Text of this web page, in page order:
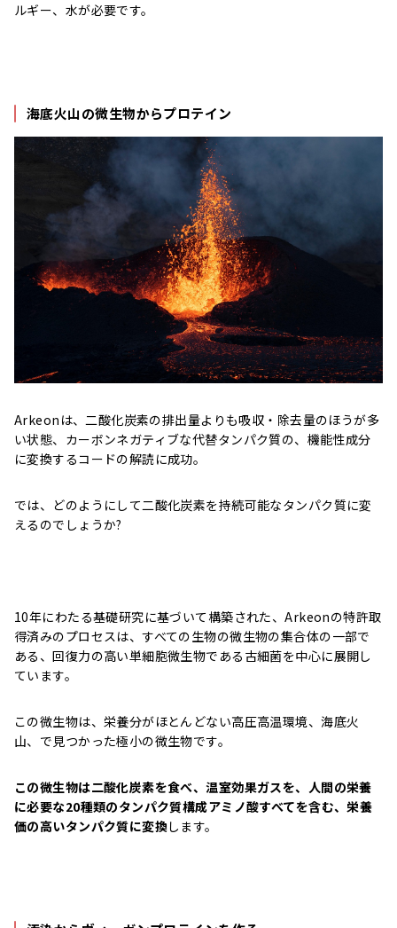
ルギー、水が必要です。
海底火山の微生物からプロテイン
Arkeonは、二酸化炭素の排出量よりも吸収・除去量のほうが多
い状態、カーボンネガティブな代替タンパク質の、機能性成分
に変換するコードの解読に成功。
では、どのようにして二酸化炭素を持続可能なタンパク質に変
えるのでしょうか?
10年にわたる基礎研究に基づいて構築された、Arkeonの特許取
得済みのプロセスは、すべての生物の微生物の集合体の一部で
ある、回復力の高い単細胞微生物である古細菌を中心に展開し
ています。
この微生物は、栄養分がほとんどない高圧高温環境、海底火
山、で見つかった極小の微生物です。
この微生物は二酸化炭素を食べ、温室効果ガスを、人間の栄養
に必要な20種類のタンパク質構成アミノ酸すべてを含む、栄養
価の高いタンパク質に変換します。